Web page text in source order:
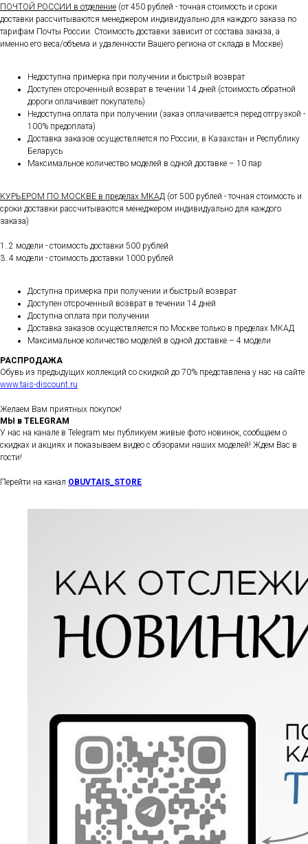
ПОЧТОЙ РОССИИ в отделение (от 450 рублей - точная стоимость и сроки
доставки рассчитываются менеджером индивидуально для каждого заказа по
тарифам Почты России. Стоимость доставки зависит от состава заказа, а
именно его веса/объема и удаленности Вашего региона от склада в Москве)
Недоступна примерка при получении и быстрый возврат
Доступен отсроченный возврат в течении 14 дней (стоимость обратной
дороги оплачивает покупатель)
Недоступна оплата при получении (заказ оплачивается перед отгрузкой -
100% предоплата)
Доставка заказов осуществляется по России, в Казахстан и Республику
Беларусь
Максимальное количество моделей в одной доставке – 10 пар
КУРЬЕРОМ ПО МОСКВЕ в пределах МКАД (от 500 рублей - точная стоимость и
сроки доставки рассчитываются менеджером индивидуально для каждого
заказа)
1..2 модели - стоимость доставки 500 рублей
3..4 модели - стоимость доставки 1000 рублей
Доступна примерка при получении и быстрый возврат
Доступен отсроченный возврат в течении 14 дней
Доступна оплата при получении
Доставка заказов осуществляется по Москве только в пределах МКАД
Максимальное количество моделей в одной доставке – 4 модели
РАСПРОДАЖА
Обувь из предыдущих коллекций со скидкой до 70% представлена у нас на сайте
www.tais-discount.ru
Желаем Вам приятных покупок!
МЫ в TELEGRAM
У нас на канале в Telegram мы публикуем живые фото новинок, сообщаем о
скидках и акциях и показываем видео с обзорами наших моделей! Ждем Вас в
гости!
Перейти на канал OBUVTAIS_STORE